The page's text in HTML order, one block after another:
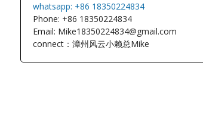
FOXBORO
HIMA
whatsapp: +86 18350224834
Phone: +86 18350224834
Email: Mike18350224834@gmail.com
connect：漳州风云小赖总Mike